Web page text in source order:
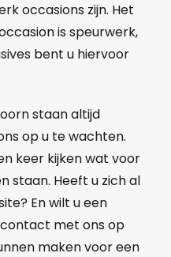
occasions zijn. Het
is speurwerk,
bent u hiervoor
staan altijd
op u te wachten.
keer kijken wat voor
staan. Heeft u zich al
En wilt u een
met ons op
maken voor een